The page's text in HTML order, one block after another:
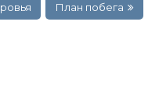
План побега